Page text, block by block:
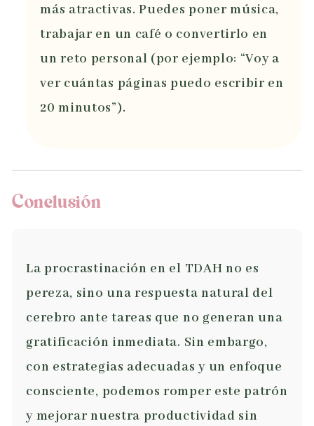
más atractivas. Puedes poner música,
trabajar en un café o convertirlo en
un reto personal (por ejemplo: “Voy a
ver cuántas páginas puedo escribir en
20 minutos”).
Conclusión
La procrastinación en el TDAH no es
pereza, sino una respuesta natural del
cerebro ante tareas que no generan una
gratificación inmediata. Sin embargo,
con estrategias adecuadas y un enfoque
consciente, podemos romper este patrón
y mejorar nuestra productividad sin